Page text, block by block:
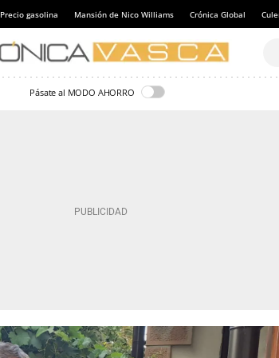
Precio gasolina Mansión de Nico Williams Crónica Global
Pásate al MODO AHORRO